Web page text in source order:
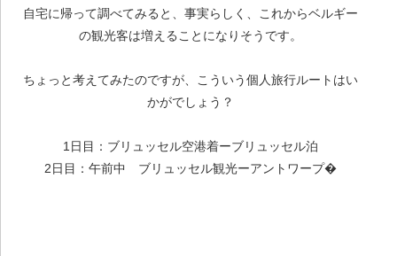
自宅に帰って調べてみると、事実らしく、これからベルギー
の観光客は増えることになりそうです。
ちょっと考えてみたのですが、こういう個人旅行ルートはい
かがでしょう？
1日目：ブリュッセル空港着ーブリュッセル泊
2日目：午前中 ブリュッセル観光ーアントワープ�